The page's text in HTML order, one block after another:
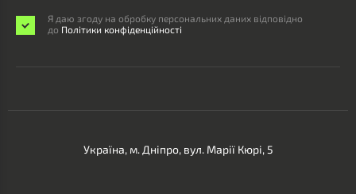
Я даю згоду на обробку персональних даних відповідно
до Політики конфіденційності
Україна, м. Дніпро, вул. Марії Кюрі, 5